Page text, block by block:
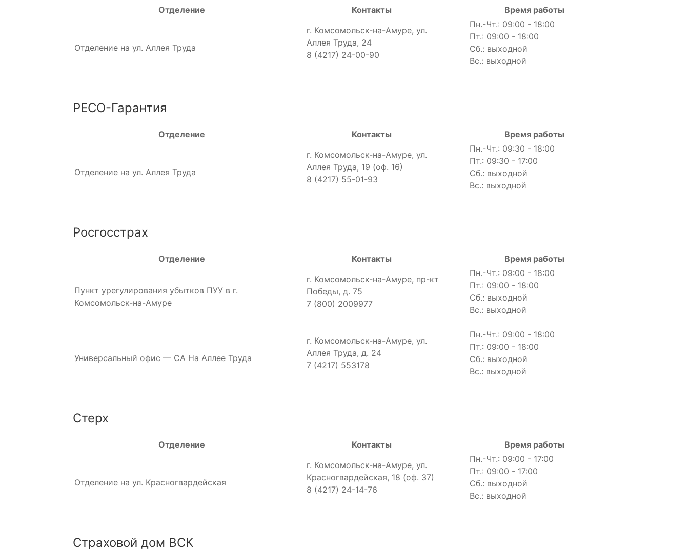
Отделение Контакты Время работы
Отделение на ул. Аллея Труда
г. Комсомольск-на-Амуре, ул.
Аллея Труда, 24
8 (4217) 24-00-90
Пн.-Чт.: 09:00 - 18:00
Пт.: 09:00 - 18:00
Сб.: выходной
Вс.: выходной
РЕСО-Гарантия
Отделение Контакты Время работы
Отделение на ул. Аллея Труда
г. Комсомольск-на-Амуре, ул.
Аллея Труда, 19 (оф. 16)
8 (4217) 55-01-93
Пн.-Чт.: 09:30 - 18:00
Пт.: 09:30 - 17:00
Сб.: выходной
Вс.: выходной
Росгосстрах
Отделение Контакты Время работы
Пункт урегулирования убытков ПУУ в г.
Комсомольск-на-Амуре
г. Комсомольск-на-Амуре, пр-кт
Победы, д. 75
7 (800) 2009977
Пн.-Чт.: 09:00 - 18:00
Пт.: 09:00 - 18:00
Сб.: выходной
Вс.: выходной
Универсальный офис — СА На Аллее Труда
г. Комсомольск-на-Амуре, ул.
Аллея Труда, д. 24
7 (4217) 553178
Пн.-Чт.: 09:00 - 18:00
Пт.: 09:00 - 18:00
Сб.: выходной
Вс.: выходной
Стерх
Отделение Контакты Время работы
Отделение на ул. Красногвардейская
г. Комсомольск-на-Амуре, ул.
Красногвардейская, 18 (оф. 37)
8 (4217) 24-14-76
Пн.-Чт.: 09:00 - 17:00
Пт.: 09:00 - 17:00
Сб.: выходной
Вс.: выходной
Страховой дом ВСК